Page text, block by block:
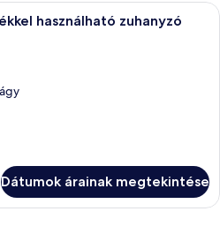
Egy szállodai szoba, amelyben egy
használható zuhanyzó
Dátumok árainak megtekintése